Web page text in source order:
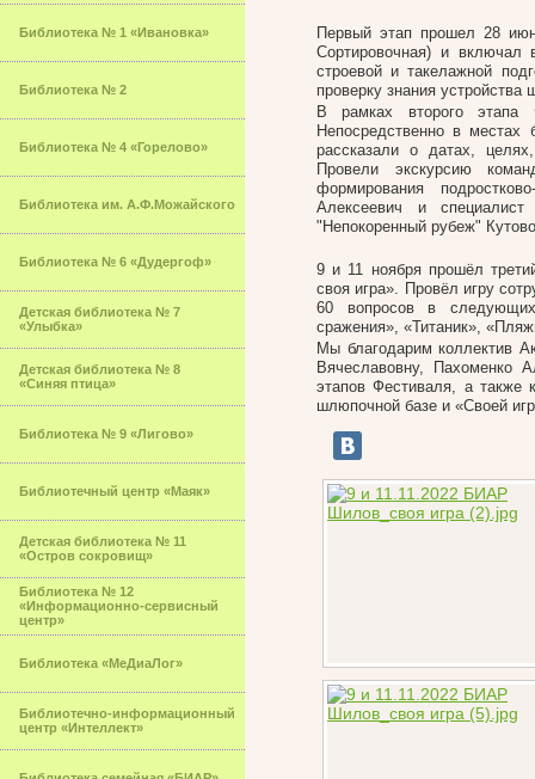
Библиотека № 1 «Ивановка»
Библиотека № 2
Библиотека № 4 «Горелово»
Библиотека им. А.Ф.Можайского
Библиотека № 6 «Дудергоф»
Детская библиотека № 7
«Улыбка»
Детская библиотека № 8
«Синяя птица»
Библиотека № 9 «Лигово»
Библиотечный центр «Маяк»
Детская библиотека № 11
«Остров сокровищ»
Библиотека № 12
«Информационно-сервисный
центр»
Библиотека «МеДиаЛог»
Библиотечно-информационный
центр «Интеллект»
Первый этап прошел 28
Сортировочная) и включал
строевой и такелажной
проверку знания
В рамках второго этапа
Непосредственно в
рассказали о датах,
Провели экскурсию
формирования
Алексеевич и
"Непокоренный рубеж"
9 и 11 ноября прошёл
своя игра». Провёл игру
60 вопросов в
сражения», «Титаник»,
Мы благодарим коллектив
Вячеславовну, Пахоменко
этапов Фестиваля, а также
шлюпочной базе и «Своей